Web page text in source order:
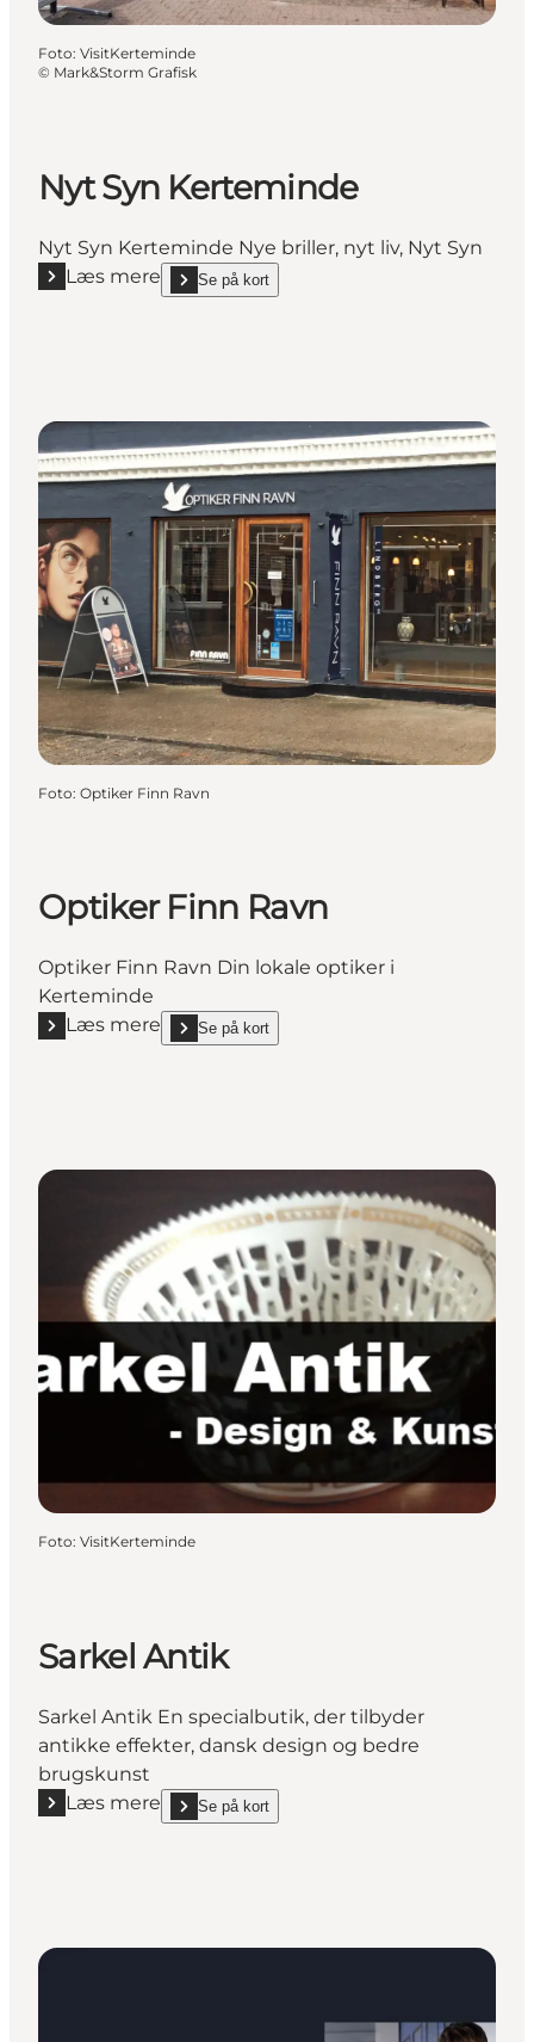
Foto: VisitKerteminde
© Mark&Storm Grafisk
Nyt Syn Kerteminde
Nyt Syn Kerteminde Nye briller, nyt liv, Nyt Syn
Læs mere
Læs mere "Nyt Syn Kerteminde"
Se på kort
show Nyt Syn Kerteminde on_map
Foto: Optiker Finn Ravn
Optiker Finn Ravn
Optiker Finn Ravn Din lokale optiker i
Kerteminde
Læs mere
Læs mere "Optiker Finn Ravn"
Se på kort
show Optiker Finn Ravn on_map
Foto: VisitKerteminde
Sarkel Antik
Sarkel Antik En specialbutik, der tilbyder
antikke effekter, dansk design og bedre
brugskunst
Læs mere
Læs mere "Sarkel Antik"
Se på kort
show Sarkel Antik on_map